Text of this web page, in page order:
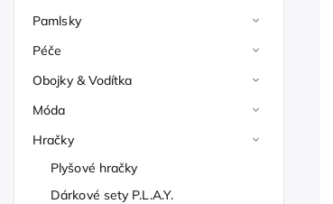
Pamlsky
Péče
Obojky & Vodítka
Móda
Hračky
Plyšové hračky
Dárkové sety P.L.A.Y.